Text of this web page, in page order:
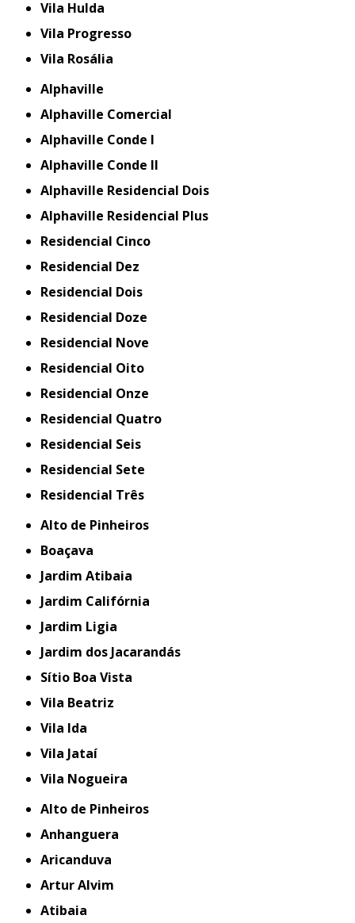
Vila Hulda
Vila Progresso
Vila Rosália
Alphaville
Alphaville Comercial
Alphaville Conde I
Alphaville Conde II
Alphaville Residencial Dois
Alphaville Residencial Plus
Residencial Cinco
Residencial Dez
Residencial Dois
Residencial Doze
Residencial Nove
Residencial Oito
Residencial Onze
Residencial Quatro
Residencial Seis
Residencial Sete
Residencial Três
Alto de Pinheiros
Boaçava
Jardim Atibaia
Jardim Califórnia
Jardim Ligia
Jardim dos Jacarandás
Sítio Boa Vista
Vila Beatriz
Vila Ida
Vila Jataí
Vila Nogueira
Alto de Pinheiros
Anhanguera
Aricanduva
Artur Alvim
Atibaia